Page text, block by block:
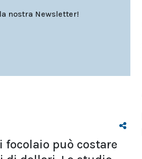
nostra Newsletter!
focolaio può costare